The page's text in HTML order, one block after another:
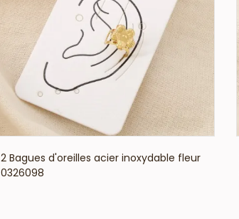
VOIR LE PRIX
2 Bagues d'oreilles acier inoxydable fleur
0326098